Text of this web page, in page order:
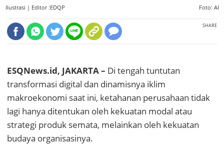
Ilustrasi | Editor :EDQP Foto: AI
SHARE
ESQNews.id, JAKARTA – Di tengah tuntutan
transformasi digital dan dinamisnya iklim
makroekonomi saat ini, ketahanan perusahaan tidak
lagi hanya ditentukan oleh kekuatan modal atau
strategi produk semata, melainkan oleh kekuatan
budaya organisasinya.